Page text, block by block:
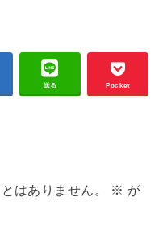
送る Pocket
はありません。 ※ が